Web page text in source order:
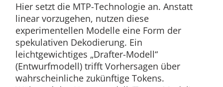
Hier setzt die MTP-Technologie an. Anstatt
linear vorzugehen, nutzen diese
experimentellen Modelle eine Form der
spekulativen Dekodierung. Ein
leichtgewichtiges „Drafter-Modell“
(Entwurfmodell) trifft Vorhersagen über
wahrscheinliche zukünftige Tokens.